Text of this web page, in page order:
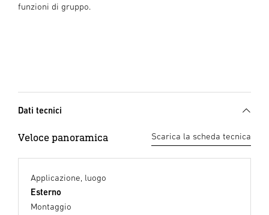
funzioni di gruppo.
Dati tecnici
Veloce panoramica Scarica la scheda tecnica
Applicazione, luogo
Esterno
Montaggio